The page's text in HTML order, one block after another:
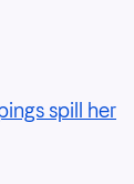
spill her